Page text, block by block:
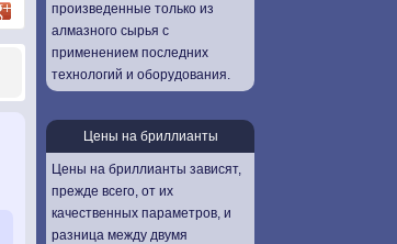
произведенные только из
алмазного сырья с
применением последних
технологий и оборудования.
Цены на бриллианты
Цены на бриллианты зависят,
прежде всего, от их
качественных параметров, и
разница между двумя